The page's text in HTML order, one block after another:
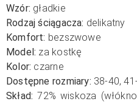
Wzór: gładkie
Rodzaj ściągacza: delikatny
Komfort: bezszwowe
Model: za kostkę
Kolor: czarne
Dostępne rozmiary: 38-40,
Skład: 72% wiskoza